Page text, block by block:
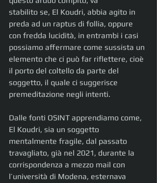
stabilito se, El Koudri, abbia agito in
preda ad un raptus di follia, oppure
con fredda lucidità, in entrambi i casi
possiamo affermare come sussista un
elemento che ci può far riflettere, cioè
il porto del coltello da parte del
soggetto, il quale ci suggerisce
premeditazione negli intenti.
Dalle fonti OSINT apprendiamo come,
El Koudri, sia un soggetto
mentalmente fragile, dal passato
travagliato, già nel 2021, durante la
corrispondenza a mezzo mail con
l’università di Modena, esternava